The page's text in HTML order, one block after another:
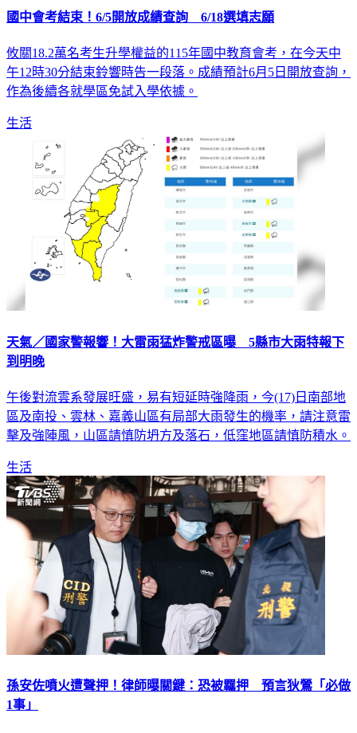
國中會考結束！6/5開放成績查詢 6/18選填志願
攸關18.2萬名考生升學權益的115年國中教育會考，在今天中
午12時30分結束鈴響時告一段落。成績預計6月5日開放查詢，
作為後續各就學區免試入學依據。
生活
天氣／國家警報響！大雷雨猛炸警戒區曝 5縣市大雨特報下
到明晚
午後對流雲系發展旺盛，易有短延時強降雨，今(17)日南部地
區及南投、雲林、嘉義山區有局部大雨發生的機率，請注意雷
擊及強陣風，山區請慎防坍方及落石，低窪地區請慎防積水。
生活
孫安佐噴火遭聲押！律師曝關鍵：恐被羈押 預言狄鶯「必做
1事」